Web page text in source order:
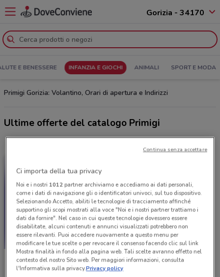
Gorizia - 34170
E BENESSERE INFANZIA E GIOCHI ANIMALI SPORT E MODA
Primigi Gorizia: Volantino, Orari di apertura e Indirizzi
Ultime offerte del catalogo Primigi
Primigi
Ci importa della tua privacy
Noi e i nostri 1012partner archiviamo e accediamo ai dati personali,
come i dati di navigazione gli o identificatori univoci, sul tuo dispositivo.
Selezionando Accetto, abiliti le tecnologie di tracciamento affinché
supportino gli scopi mostrati alla voce "Noi e i nostri partner trattiamo i
dati da fornire". Nel caso in cui queste tecnologie dovessero essere
disabilitate, alcuni contenuti e annunci visualizzati potrebbero non
essere rilevanti. Puoi accedere nuovamente a questo menu per
modificare le tue scelte o per revocare il consenso facendo clic sul link
Mostra finalità in fondo alla pagina web. Tali scelte avranno effetto nel
contesto del nostro Sito web. Per maggiori informazioni, consulta
l'Informativa sulla privacy.Privacy policy
Continua senza accettare